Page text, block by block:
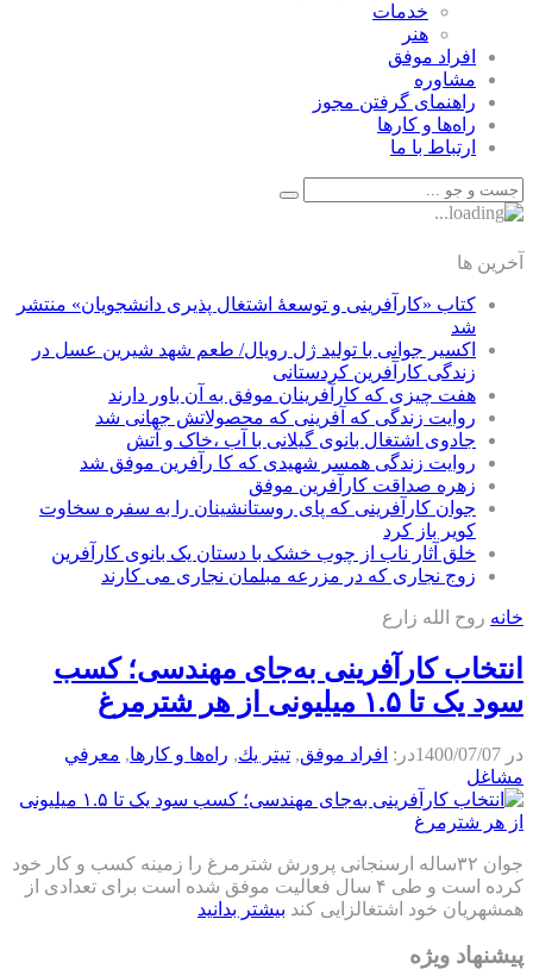
خدمات
هنر
افراد موفق
مشاوره
راهنمای گرفتن مجوز
راه‌ها و كارها
ارتباط با ما
آخرین ها
کتاب «کارآفرینی و توسعۀ اشتغال پذیری دانشجویان» منتشر
شد
اکسیر جوانی با تولید ژل رویال/ طعم شهد شیرین عسل‌ در
زندگی کارآفرین کردستانی
هفت چیزی که کارآفرینان موفق به آن باور دارند
روایت زندگی که آفرینی که محصولاتش جهانی شد
جادوی اشتغال بانوی گیلانی با آب ،خاک و آتش
روایت زندگی همسر شهیدی که کا رآفرین موفق شد
زهره صداقت کارآفرین موفق
جوان کارآفرینی که پای روستانشینان را به سفره سخاوت
کویر باز کرد
خلق آثار ناب از چوب خشک با دستان یک بانوی کارآفرین
زوج نجاری که در مزرعه مبلمان نجاری می کارند
خانه روح الله زارع
انتخاب کارآفرینی به‌جای مهندسی؛ کسب
سود یک تا ۱.۵ میلیونی از هر شترمرغ
در 1400/07/07در: افراد موفق, تيتر يك, راه‌ها و كارها, معرفي
مشاغل
جوان ۳۲ساله ارسنجانی پرورش شترمرغ را زمینه کسب و کار خود
کرده است و طی ۴ سال فعالیت موفق شده است برای تعدادی از
همشهریان خود اشتغالزایی کند بیشتر بدانید
پیشنهاد ویژه